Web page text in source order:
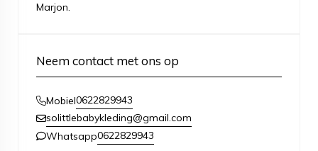
Marjon.
Neem contact met ons op
Mobiel0622829943
solittlebabykleding@gmail.com
Whatsapp0622829943